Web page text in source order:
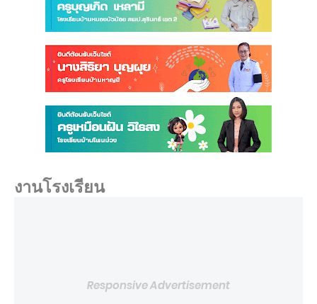
งานโรงเรียน
Responsive Advertisement